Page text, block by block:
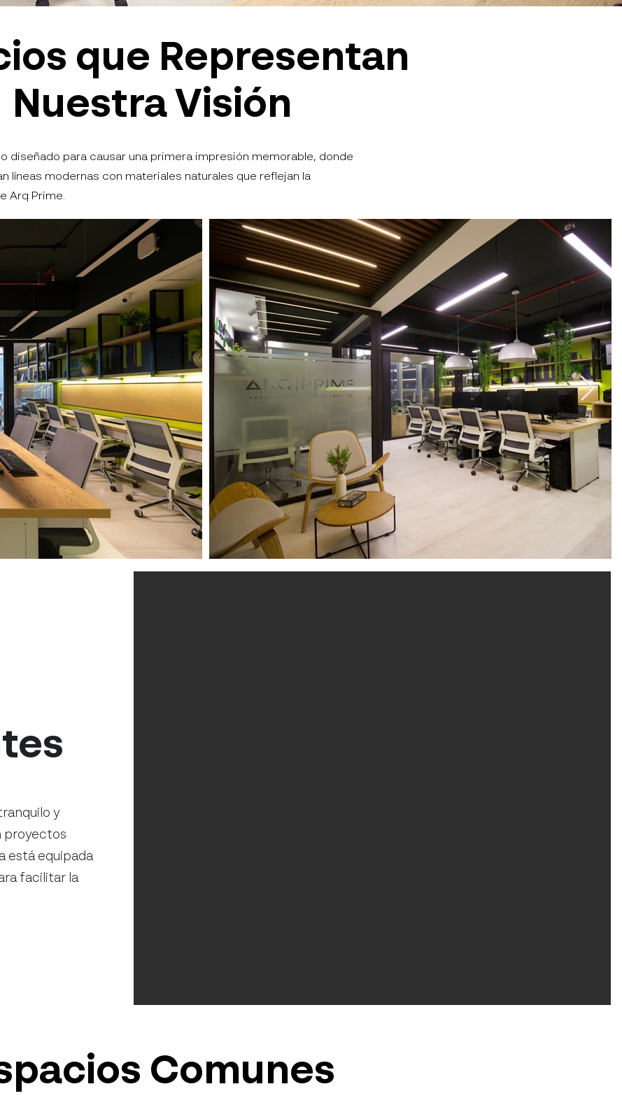
que Representan
Nuestra Visión
diseñado para causar una primera impresión memorable, donde
líneas modernas con materiales naturales que reflejan la
Arq Prime.
y
proyectos
está equipada
facilitar la
Comunes